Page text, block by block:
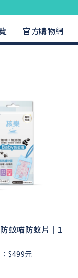
官方購物網
蚊喵防蚊片｜1
$499元